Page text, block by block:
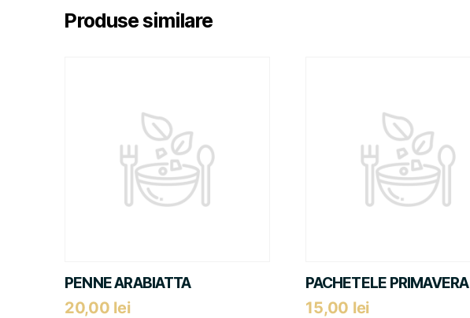
Produse similare
PENNE ARABIATTA
20,00 lei
PACHETELE PRIMAVERA
15,00 lei